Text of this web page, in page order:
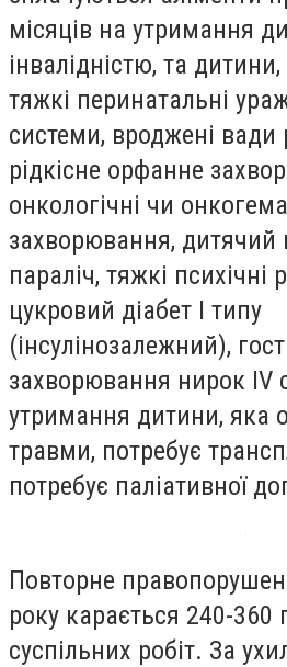
місяців на утримання
інвалідністю, та
тяжкі перинатальні
системи, вроджені вади
рідкісне орфанне
онкологічні чи
захворювання, дитячий
параліч, тяжкі психічні
цукровий діабет І типу
(інсулінозалежний),
захворювання нирок IV
утримання дитини, яка
травми, потребує
потребує паліативної
Повторне
року карається 240-360
суспільних робіт. За